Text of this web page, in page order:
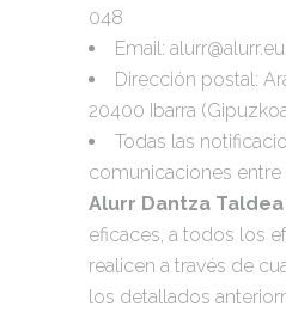
048
Email:
Dirección postal:
20400 Ibarra
Todas las
comunicaciones entre
Alurr Dantza Taldea
eficaces, a todos los
realicen a través de
los detallados